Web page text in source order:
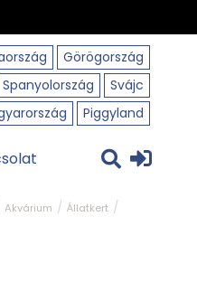
Görögország
Spanyolország
Svájc
Piggyland
Akvárium Állatkert